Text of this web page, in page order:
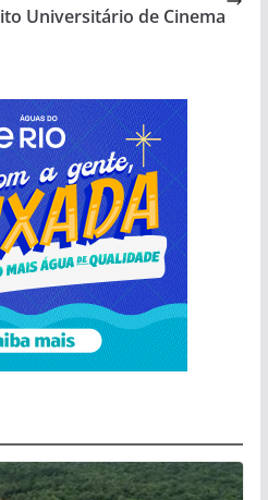
ito Universitário de Cinema